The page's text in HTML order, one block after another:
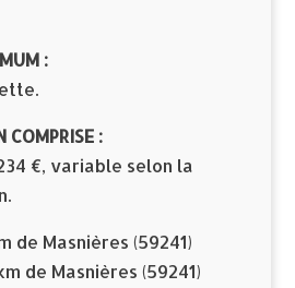
:
COMPRISE :
€, variable selon la
de Masnières (59241)
de Masnières (59241)